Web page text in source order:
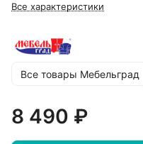
Все характеристики
Все товары Мебельград
8 490 ₽